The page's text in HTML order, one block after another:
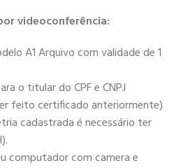
videoconferência:
A1 Arquivo com validade de 1
o titular do CPF e CNPJ
feito certificado anteriormente)
cadastrada é necessário ter
computador com camera e